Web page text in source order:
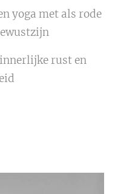
yoga met als rode
rust en